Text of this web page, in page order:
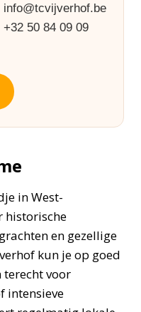
info@tcvijverhof.be
+32 50 84 09 09
in West-
historische
en gezellige
kun je op goed
voor
intensieve